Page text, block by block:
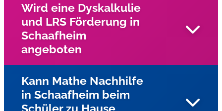
Ja, unsere Nachhilfe in Schaafheim und Umgebung
bieten wir als Einzelnachhilfe beim Schüler zu Hause an.
Wird eine Dyskalkulie
und LRS Förderung in
Schaafheim
angeboten
Ja, für Kinder und Jugendliche mit Lese-
Rechtschreibschwäche (LRS) und Dyskalkulie wird
Kann Mathe Nachhilfe
in Schaafheim beim
Schüler zu Hause